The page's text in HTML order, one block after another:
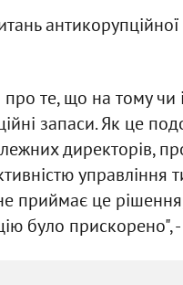
про те, що на тому
запаси. Як це
директорів,
управління
приймає це
було прискорено",